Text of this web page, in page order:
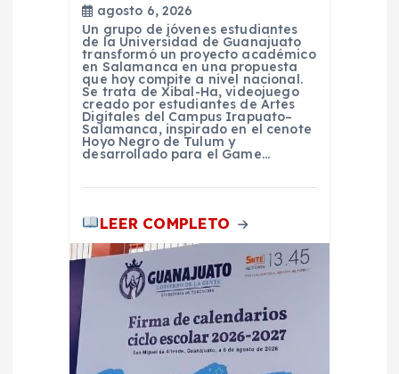
agosto 6, 2026
Un grupo de jóvenes estudiantes
de la Universidad de Guanajuato
transformó un proyecto académico
en Salamanca en una propuesta
que hoy compite a nivel nacional.
Se trata de Xibal-Ha, videojuego
creado por estudiantes de Artes
Digitales del Campus Irapuato–
Salamanca, inspirado en el cenote
Hoyo Negro de Tulum y
desarrollado para el Game…
LEER COMPLETO